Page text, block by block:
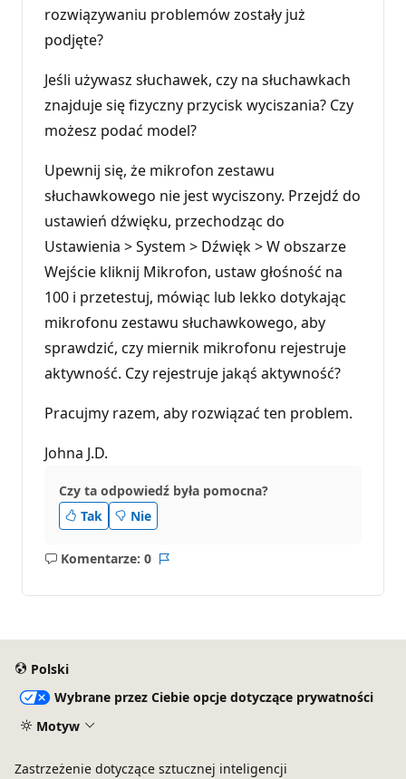
rozwiązywaniu problemów zostały już
podjęte?
Jeśli używasz słuchawek, czy na słuchawkach
znajduje się fizyczny przycisk wyciszania? Czy
możesz podać model?
Upewnij się, że mikrofon zestawu
słuchawkowego nie jest wyciszony. Przejdź do
ustawień dźwięku, przechodząc do
Ustawienia > System > Dźwięk > W obszarze
Wejście kliknij Mikrofon, ustaw głośność na
100 i przetestuj, mówiąc lub lekko dotykając
mikrofonu zestawu słuchawkowego, aby
sprawdzić, czy miernik mikrofonu rejestruje
aktywność. Czy rejestruje jakąś aktywność?
Pracujmy razem, aby rozwiązać ten problem.
Johna J.D.
Czy ta odpowiedź była pomocna?
Tak
Nie
Komentarze: 0
Brak
Polski
Wybrane przez Ciebie opcje dotyczące prywatności
Motyw
Zastrzeżenie dotyczące sztucznej inteligencji